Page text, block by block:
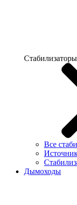
Все
Дымоходы